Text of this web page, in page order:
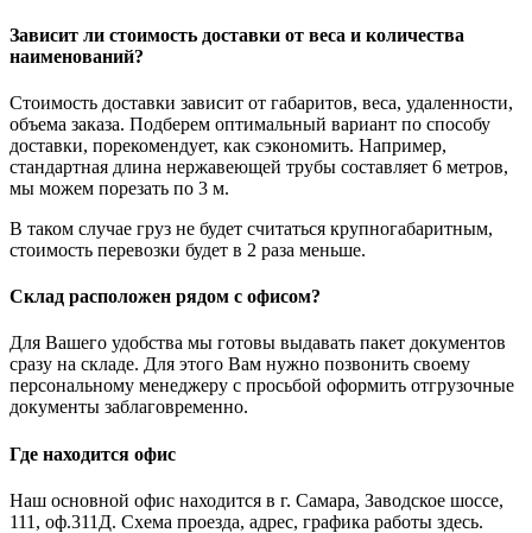
Зависит ли стоимость доставки от веса и количества
наименований?
Стоимость доставки зависит от габаритов, веса, удаленности,
объема заказа. Подберем оптимальный вариант по способу
доставки, порекомендует, как сэкономить. Например,
стандартная длина нержавеющей трубы составляет 6 метров,
мы можем порезать по 3 м.
В таком случае груз не будет считаться крупногабаритным,
стоимость перевозки будет в 2 раза меньше.
Склад расположен рядом с офисом?
Для Вашего удобства мы готовы выдавать пакет документов
сразу на складе. Для этого Вам нужно позвонить своему
персональному менеджеру с просьбой оформить отгрузочные
документы заблаговременно.
Где находится офис
Наш основной офис находится в г. Самара, Заводское шоссе,
111, оф.311Д. Схема проезда, адрес, графика работы здесь.